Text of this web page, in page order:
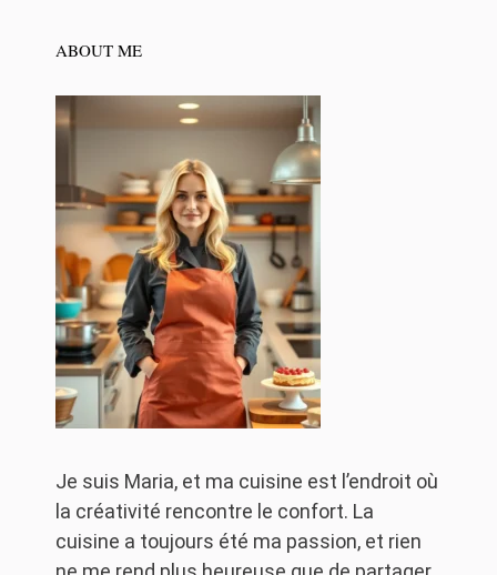
ABOUT ME
Je suis Maria, et ma cuisine est l’endroit où
la créativité rencontre le confort. La
cuisine a toujours été ma passion, et rien